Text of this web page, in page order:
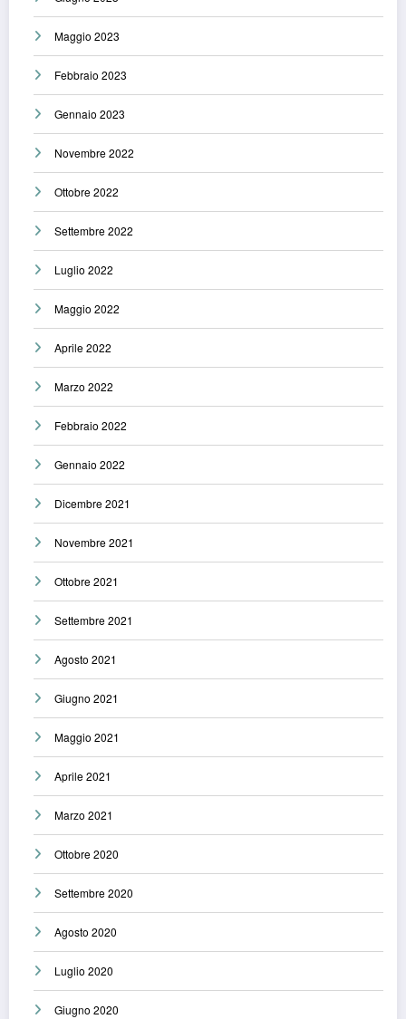
Maggio 2023
Febbraio 2023
Gennaio 2023
Novembre 2022
Ottobre 2022
Settembre 2022
Luglio 2022
Maggio 2022
Aprile 2022
Marzo 2022
Febbraio 2022
Gennaio 2022
Dicembre 2021
Novembre 2021
Ottobre 2021
Settembre 2021
Agosto 2021
Giugno 2021
Maggio 2021
Aprile 2021
Marzo 2021
Ottobre 2020
Settembre 2020
Agosto 2020
Luglio 2020
Giugno 2020